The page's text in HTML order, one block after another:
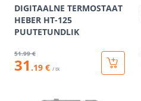
DIGITAALNE TERMOSTAAT
HEBER HT-125
PUUTETUNDLIK
51.99 €
31 .19 € / tk